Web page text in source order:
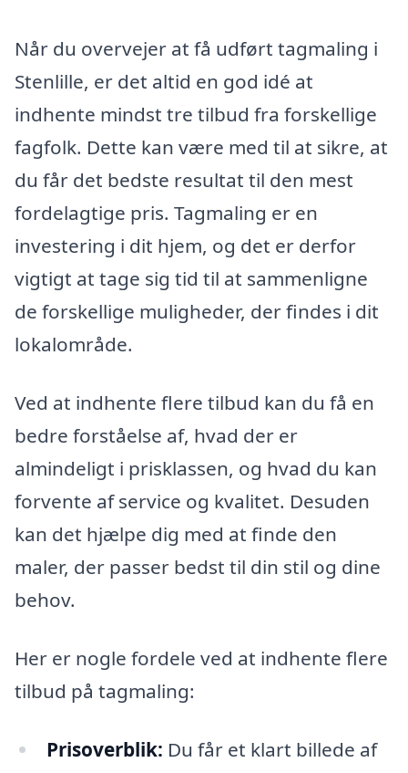
Når du overvejer at få udført tagmaling i
Stenlille, er det altid en god idé at
indhente mindst tre tilbud fra forskellige
fagfolk. Dette kan være med til at sikre, at
du får det bedste resultat til den mest
fordelagtige pris. Tagmaling er en
investering i dit hjem, og det er derfor
vigtigt at tage sig tid til at sammenligne
de forskellige muligheder, der findes i dit
lokalområde.
Ved at indhente flere tilbud kan du få en
bedre forståelse af, hvad der er
almindeligt i prisklassen, og hvad du kan
forvente af service og kvalitet. Desuden
kan det hjælpe dig med at finde den
maler, der passer bedst til din stil og dine
behov.
Her er nogle fordele ved at indhente flere
tilbud på tagmaling:
Prisoverblik: Du får et klart billede af